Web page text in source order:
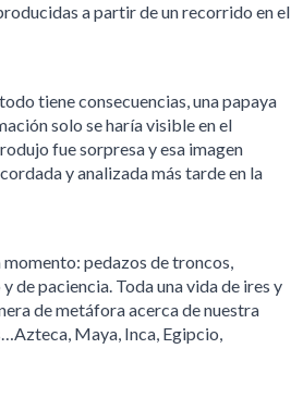
a partir de un recorrido en el
tiene consecuencias, una papaya
solo se haría visible en el
fue sorpresa y esa imagen
y analizada más tarde en la
pedazos de troncos,
de paciencia. Toda una vida de ires y
de metáfora acerca de nuestra
Maya, Inca, Egipcio,